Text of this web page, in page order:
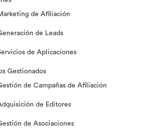
de Afiliación
de Leads
de Aplicaciones
Gestionados
de Campañas de Afiliación
de Editores
de Asociaciones